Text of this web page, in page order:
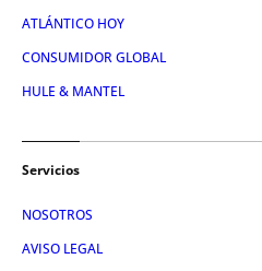
ATLÁNTICO HOY
CONSUMIDOR GLOBAL
HULE & MANTEL
Servicios
NOSOTROS
AVISO LEGAL